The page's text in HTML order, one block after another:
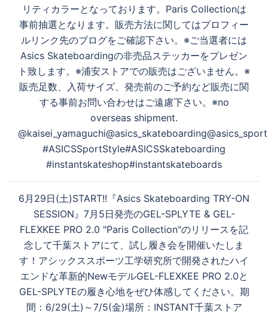
ン
リティカラーとなっております。Paris Collectionは
事前抽選となります。販売方法に関してはプロフィー
ルリンク先のブログをご確認下さい。※ご当選者には
Asics Skateboardingの非売品ステッカーをプレゼン
ト致します。※浦安ストアでの販売はございません。※
販売足数、入荷サイズ、発売前のご予約など販売に関
する事前お問い合わせはご遠慮下さい。※no
overseas shipment.
#ASICSSportStyle#ASICSSkateboarding
#instantskateshop#instantskateboards
6月29日(土)START!!『Asics Skateboarding TRY-ON
SESSION』7月5日発売のGEL-SPLYTE & GEL-
FLEXKEE PRO 2.0 "Paris Collection"のリリースを記
念して千葉ストアにて、試し履き会を開催いたしま
す！アシックススポーツ工学研究所で開発されたハイ
エンドな革新的NewモデルGEL-FLEXKEE PRO 2.0と
GEL-SPLYTEの履き心地をぜひ体感してください。期
間：6/29(土)～7/5(金)場所：INSTANT千葉ストア